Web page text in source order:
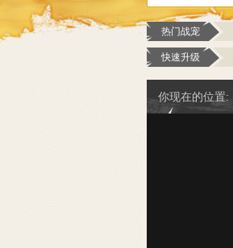
热门战宠
快速升级
你现在的位置: